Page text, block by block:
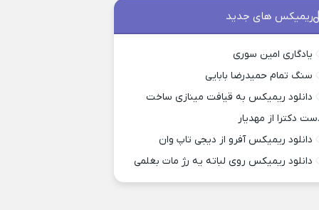
ریمیکس های جدید
یادگاری امین سوری
سنگ تمام حمیدرضا بابایی
دانلود ریمیکس به قیافت مینازی ساخت
دکترا از مهدیار
دانلود ریمیکس آفرو از ديجی تاپ وان
دانلود ریمیکس روی لباته یه رژ مات بغلمی